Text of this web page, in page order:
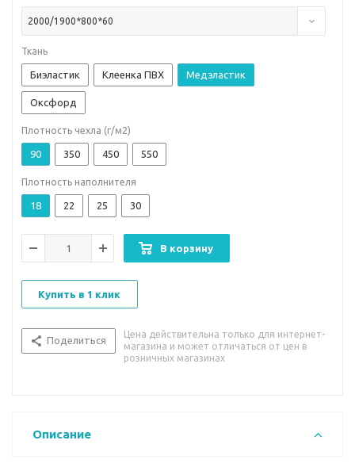
2000/1900*800*60
Ткань
Биэластик Клеенка ПВХ Медэластик
Оксфорд
Плотность чехла (г/м2)
90 350 450 550
Плотность наполнителя
18 22 25 30
В корзину
Купить в 1 клик
Поделиться
Цена действительна только для интернет-
магазина и может отличаться от цен в
розничных магазинах
Описание